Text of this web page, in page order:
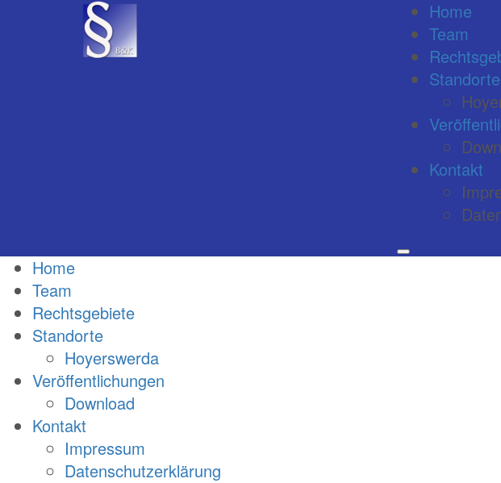
Home
Team
Standorte
Kontakt
Home
Team
Rechtsgebiete
Standorte
Hoyerswerda
Veröffentlichungen
Download
Kontakt
Impressum
Datenschutzerklärung